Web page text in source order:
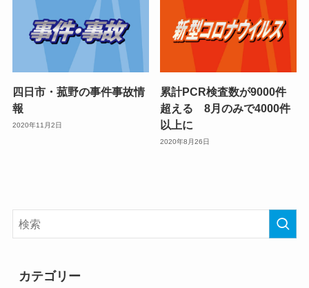
四日市・菰野の事件事故情
報
2020年11月2日
累計PCR検査数が9000件
超える 8月のみで4000件
以上に
2020年8月26日
カテゴリー